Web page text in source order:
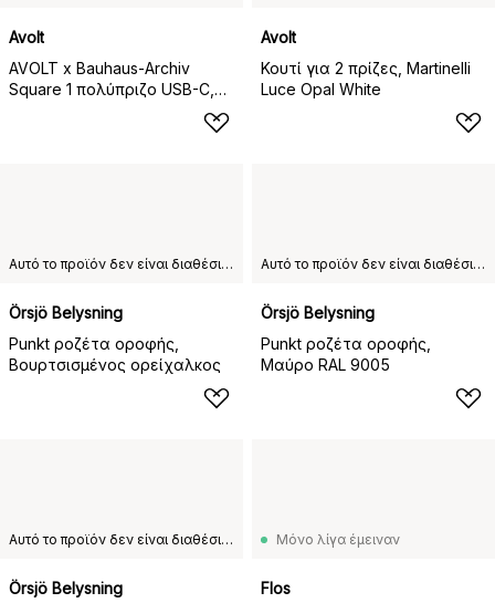
Avolt
AVOLT x Bauhaus-Archiv
Square 1 πολύπριζο USB-C,
Avolt
Κουτί για 2 πρίζες, Martinelli
Luce Opal White
Αυτό το προϊόν δεν είναι διαθέσιμο στη χώρα παράδοσης που έχετε επιλέξει.
Örsjö Belysning
Punkt ροζέτα οροφής,
Βουρτσισμένος ορείχαλκος
Αυτό το προϊόν δεν είναι διαθέσιμο στη χώρα παράδοσης που έχετε επιλέξει.
Örsjö Belysning
Punkt ροζέτα οροφής,
Μαύρο RAL 9005
Αυτό το προϊόν δεν είναι διαθέσιμο στη χώρα παράδοσης που έχετε επιλέξει.
Örsjö Belysning
Μόνο λίγα έμειναν
Flos